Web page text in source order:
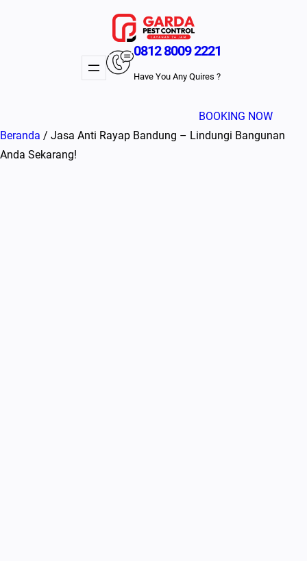
0812 8009 2221
Have You Any Quires ?
BOOKING NOW
Beranda / Jasa Anti Rayap Bandung – Lindungi Bangunan
Anda Sekarang!